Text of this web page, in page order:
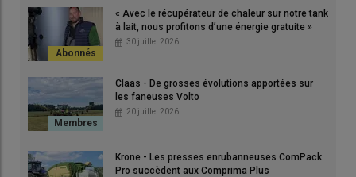
© Anthony Gohin
Notre objectif est de réaliser un
35 % de matière sèchedans un délai de 48 heures entre la
fauche et la récolte. Comme nous ramassons en moyenne 60
hectares à chaque fois, legroupe de fauche à plat
large est, par son débit horaire, un des outils clés dans la réussite
des chantiers de récolte
», souligne Patrice Clérault
, associé du
Gaec du Mesnilge à Hudimesnil (Manche
), avec son épouse
« Avec le récupérateur de chaleur sur notre tank
à lait, nous profitons d’une énergie gratuite »
30 juillet 2026
Claas - De grosses évolutions apportées sur
les faneuses Volto
20 juillet 2026
Krone - Les presses enrubanneuses ComPack
Pro succèdent aux Comprima Plus